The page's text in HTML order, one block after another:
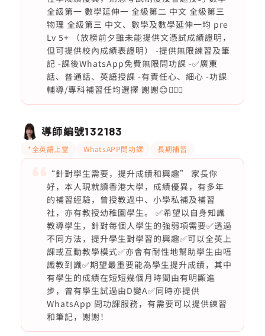
全級第一 數學延伸一 全級第二 中文 全級第三
物理 全級第三 中文、數學及數學延伸一均 pre
Lv 5+ （放榜前夕雖未能提供文憑試成績證明，
但可提供校內成績表證明） -提供無限練習及筆
記 -課後WhatsApp免費無限問功課 -✅廣東
話、普通話、英語授課 -有責任心、細心 -功課
輔導/專科補習任均選擇 謝謝😊🙇🏻‍♀️
導師編號132183
*全英語上堂 WhatsAPP問功課 長期補習
“針對學生需要，提升成績和興趣” 家長你
好，本人現就讀香港大學，成績優異，有多年
的補習經驗，曾授教過中、小學私補及補習
社，亦有教授幼稚園學生。 ✅希望以自身知識
教導學生，針對每個人學生的強弱項需要✅透過
不同方法，提升學生對學習的興趣✅可以全英上
課或互動教學模式✅亦會有耐性地幫助學生由唔
識教到識✅期望最重要能為學生提升成績，其中
有學生的成績在短短幾個月時間由有明顯進
步，曾有學生試過由D變A✅同時亦提供
WhatsApp 問功課服務，有需要可以提供練習
和筆記，謝謝！